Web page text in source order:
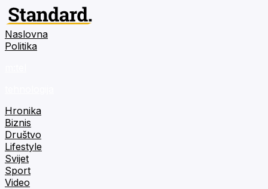
Naslovna
Politika
Hronika
Biznis
Društvo
Lifestyle
Svijet
Sport
Video